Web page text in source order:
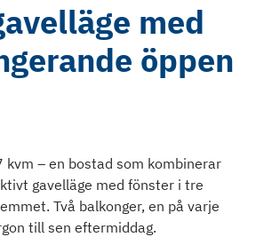
med
öppen
– en bostad som kombinerar
gavelläge med fönster i tre
Två balkonger, en på varje
till sen eftermiddag.